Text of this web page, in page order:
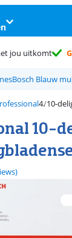
jou uitkomt
Bosch Blauw
10-
10-
op 11